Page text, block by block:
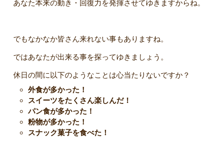
あなた本来の動き・回復力を発揮させてゆきますからね。
でもなかなか皆さん来れない事もありますね。
ではあなたが出来る事を探ってゆきましょう。
休日の間に以下のようなことは心当たりないですか？
外食が多かった！
スイーツをたくさん楽しんだ！
パン食が多かった！
粉物が多かった！
スナック菓子を食べた！